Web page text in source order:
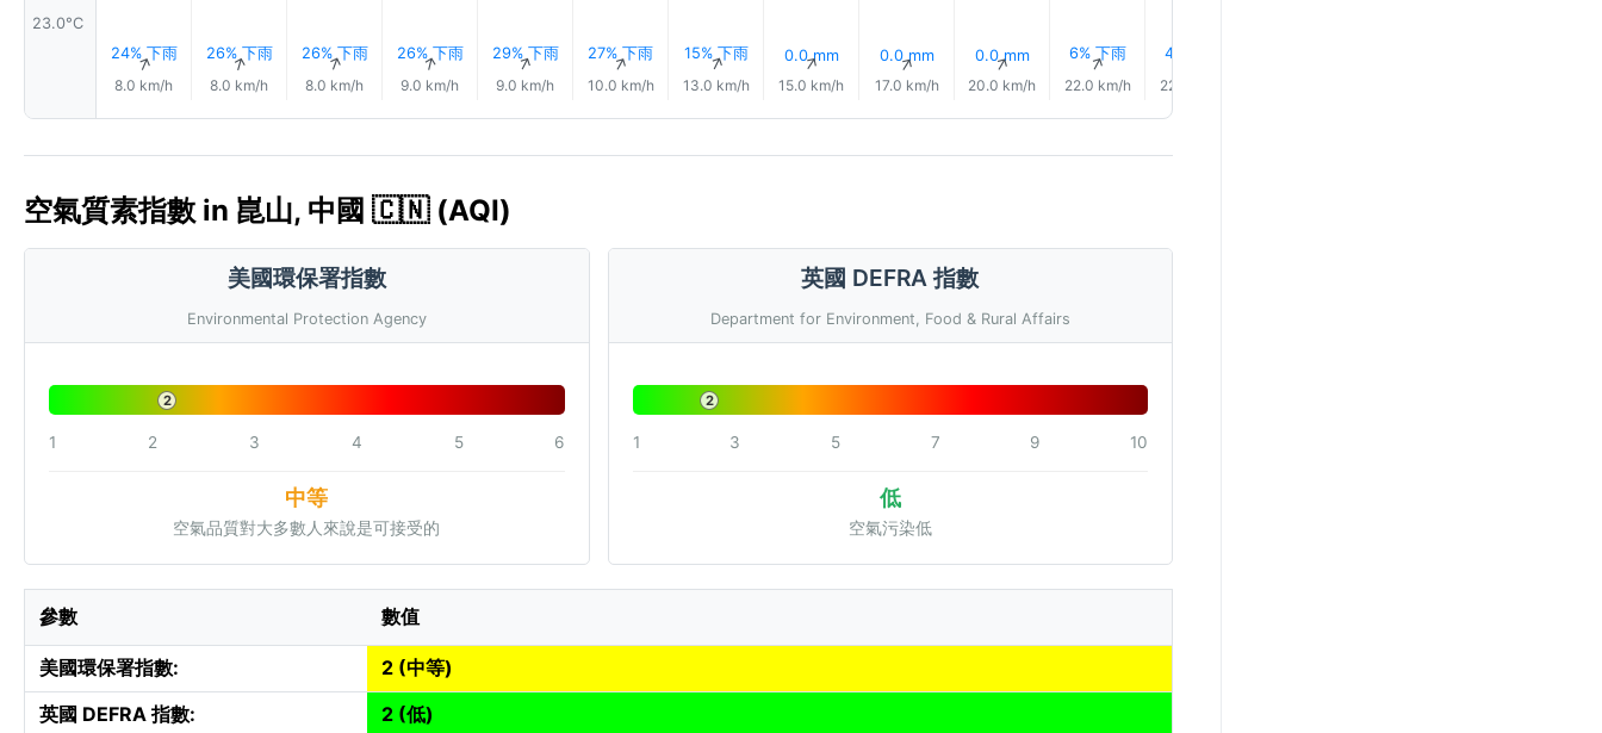
23.0°C
24% 下雨
↑
8.0 km/h
26% 下雨
↑
8.0 km/h
26% 下雨
↑
8.0 km/h
26% 下雨
↑
9.0 km/h
29% 下雨
↑
9.0 km/h
27% 下雨
↑
10.0 km/h
15% 下雨
↑
13.0 km/h
0.0 mm
↑
15.0 km/h
0.0 mm
↑
17.0 km/h
0.0 mm
↑
20.0 km/h
6% 下雨
↑
22.0 km/h
4% 下雨
22.0 km/h
空氣質素指數 in 崑山, 中國 🇨🇳 (AQI)
美國環保署指數
Environmental Protection Agency
2
1 2 3 4 5 6
中等
空氣品質對大多數人來說是可接受的
英國 DEFRA 指數
Department for Environment, Food & Rural Affairs
2
1 3 5 7 9 10
低
空氣污染低
參數 數值
美國環保署指數:
2 (中等)
英國 DEFRA 指數:
2 (低)